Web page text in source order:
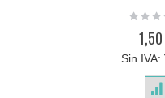
Rating: